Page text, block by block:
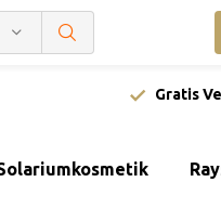
Gratis